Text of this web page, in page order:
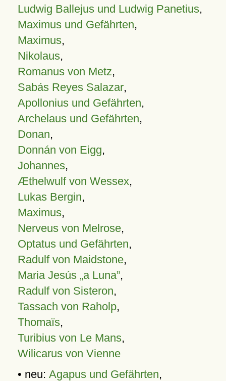
Ludwig Ballejus und Ludwig Panetius,
Maximus und Gefährten,
Maximus,
Nikolaus,
Romanus von Metz,
Sabás Reyes Salazar,
Apollonius und Gefährten,
Archelaus und Gefährten,
Donan,
Donnán von Eigg,
Johannes,
Æthelwulf von Wessex,
Lukas Bergin,
Maximus,
Nerveus von Melrose,
Optatus und Gefährten,
Radulf von Maidstone,
Maria Jesús „a Luna”,
Radulf von Sisteron,
Tassach von Raholp,
Thomaïs,
Turibius von Le Mans,
Wilicarus von Vienne
• neu: Agapus und Gefährten,